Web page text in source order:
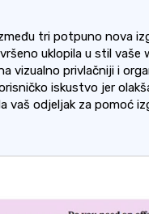
tri potpuno nova
uklopila u stil
vizualno privlačniji i
iskustvo jer
vaš odjeljak za pomoć